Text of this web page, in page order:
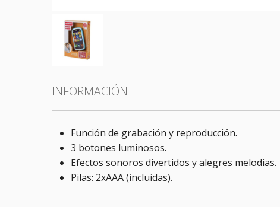
INFORMACIÓN
Función de grabación y reproducción.
3 botones luminosos.
Efectos sonoros divertidos y alegres melodias.
Pilas: 2xAAA (incluidas).